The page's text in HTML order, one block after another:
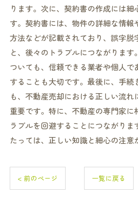
ります。次に、契約書の作成には
す。契約書には、物件の詳細な情報
方法などが記載されており、誤字脱
と、後々のトラブルにつながります
ついても、信頼できる業者や個人で
することも大切です。最後に、手続
も、不動産売却における正しい流
重要です。特に、不動産の専門家に
ラブルを回避することにつながりま
たっては、正しい知識と細心の注意
< 前のページ 一覧に戻る